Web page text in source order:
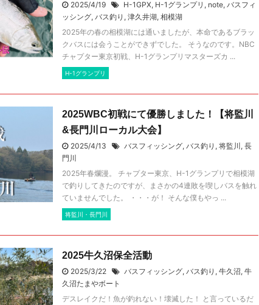
2025/4/19 H-1GPX, H-1グランプリ , note, バスフィ
ッシング, バス釣り , 津久井湖, 相模湖
2025年の春の相模湖には通いましたが、本命であるブラッ
クバスには会うことができずでした。 そうなのです。NBC
チャプター東京初戦、H-1グランプリマスターズカ ...
H-1グランプリ
2025WBC初戦にて優勝しました！【将監川
&長門川ローカル大会】
2025/4/13 バスフィッシング, バス釣り , 将監川 , 長
門川
2025年春爛漫。 チャプター東京、H-1グランプリで相模湖
で釣りしてきたのですが、まさかの4連敗を喫しバスを触れ
ていませんでした。 ・・・が！ そんな僕もやっ ...
将監川・長門川
2025牛久沼保全活動
2025/3/22 バスフィッシング, バス釣り , 牛久沼, 牛
久沼たまやボート
デスレイクだ！魚が釣れない！壊滅した！ と言っているだ